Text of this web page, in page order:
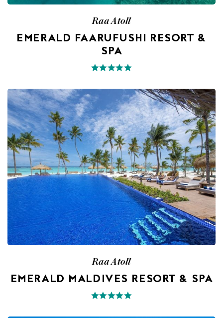
Raa Atoll
EMERALD FAARUFUSHI RESORT &
SPA
Raa Atoll
EMERALD MALDIVES RESORT & SPA